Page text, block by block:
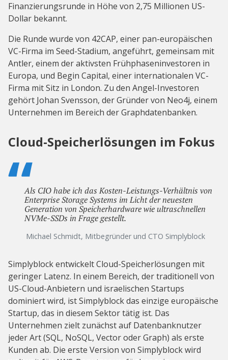
Finanzierungsrunde in Höhe von 2,75 Millionen US-
Dollar bekannt.
Die Runde wurde von 42CAP, einer pan-europäischen
VC-Firma im Seed-Stadium, angeführt, gemeinsam mit
Antler, einem der aktivsten Frühphaseninvestoren in
Europa, und Begin Capital, einer internationalen VC-
Firma mit Sitz in London. Zu den Angel-Investoren
gehört Johan Svensson, der Gründer von Neo4j, einem
Unternehmen im Bereich der Graphdatenbanken.
Cloud-Speicherlösungen im Fokus
Als CIO habe ich das Kosten-Leistungs-Verhältnis von
Enterprise Storage Systems im Licht der neuesten
Generation von Speicherhardware wie ultraschnellen
NVMe-SSDs in Frage gestellt.
Michael Schmidt, Mitbegründer und CTO Simplyblock
Simplyblock entwickelt Cloud-Speicherlösungen mit
geringer Latenz. In einem Bereich, der traditionell von
US-Cloud-Anbietern und israelischen Startups
dominiert wird, ist Simplyblock das einzige europäische
Startup, das in diesem Sektor tätig ist. Das
Unternehmen zielt zunächst auf Datenbanknutzer
jeder Art (SQL, NoSQL, Vector oder Graph) als erste
Kunden ab. Die erste Version von Simplyblock wird